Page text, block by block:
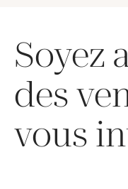
Soyez
des
vous